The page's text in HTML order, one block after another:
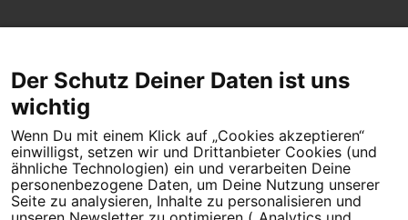
Dein Engagement macht den Unterschied. Schließe Dich 4,5
Millionen Menschen an.
Newsletter bestellen
Der Schutz Deiner Daten ist uns
wichtig
Wenn Du mit einem Klick auf „Cookies akzeptieren“
einwilligst, setzen wir und Drittanbieter Cookies (und
ähnliche Technologien) ein und verarbeiten Deine
personenbezogene Daten, um Deine Nutzung unserer
Seite zu analysieren, Inhalte zu personalisieren und